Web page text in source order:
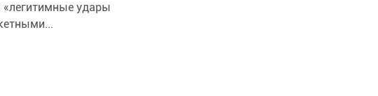
«легитимные удары